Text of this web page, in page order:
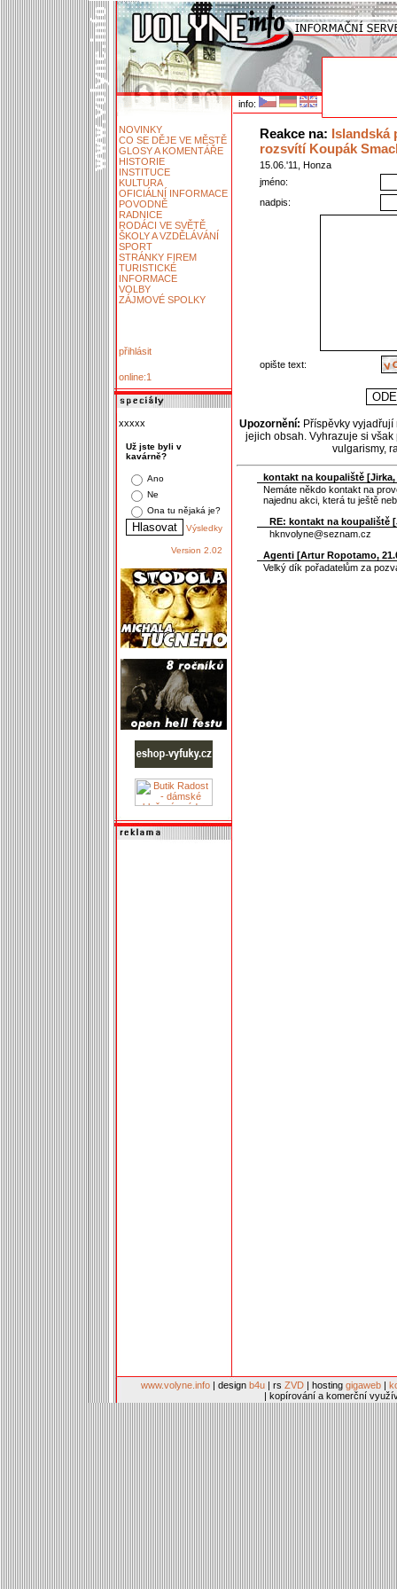
info:
NOVINKY
CO SE DĚJE VE MĚSTĚ
GLOSY A KOMENTÁŘE
HISTORIE
INSTITUCE
KULTURA
OFICIÁLNÍ INFORMACE
POVODNĚ
RADNICE
RODÁCI VE SVĚTĚ
ŠKOLY A VZDĚLÁVÁNÍ
SPORT
STRÁNKY FIREM
TURISTICKÉ
INFORMACE
VOLBY
ZÁJMOVÉ SPOLKY
přihlásit
online:1
xxxxx
Už jste byli v
kavárně?
Ano
Ne
Ona tu nějaká je?
Výsledky
Version 2.02
Reakce na: Islandská
rozsvítí Koupák
15.06.'11, Honza
jméno:
nadpis:
opište text:
Upozornění: Příspěvky
jejich obsah. Vyhrazuje si
vulgarismy,
kontakt na koupaliště [Jirka,
Nemáte někdo kontakt na
najednu akci, která tu ještě
RE: kontakt na koupaliště [
hknvolyne@seznam.cz
Agenti [Artur Ropotamo,
Velký dík pořadatelům za
www.volyne.info | design b4u | rs ZVD | hosting gigaweb |
| kopírování a komerční